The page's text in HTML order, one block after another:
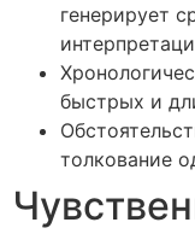
генерирует
быстрых и
толкование